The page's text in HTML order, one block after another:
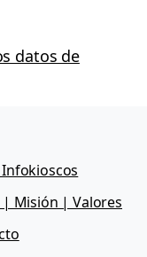
datos de
| Misión | Valores